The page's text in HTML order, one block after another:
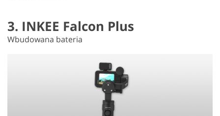
3. INKEE Falcon Plus
Wbudowana bateria